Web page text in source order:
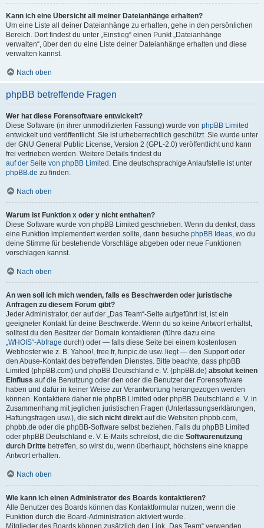
Kann ich eine Übersicht all meiner Dateianhänge erhalten?
Um eine Liste all deiner Dateianhänge zu erhalten, gehe in den persönlichen
Bereich. Dort findest du unter „Einstieg“ einen Punkt „Dateianhänge
verwalten“, über den du eine Liste deiner Dateianhänge erhalten und diese
verwalten kannst.
Nach oben
phpBB betreffende Fragen
Wer hat diese Forensoftware entwickelt?
Diese Software (in ihrer unmodifizierten Fassung) wurde von phpBB Limited
entwickelt und veröffentlicht. Sie ist urheberrechtlich geschützt. Sie wurde unter
der GNU General Public License, Version 2 (GPL-2.0) veröffentlicht und kann
frei vertrieben werden. Weitere Details findest du
auf der Seite von phpBB Limited . Eine deutschsprachige Anlaufstelle ist unter
phpBB.de zu finden.
Nach oben
Warum ist Funktion x oder y nicht enthalten?
Diese Software wurde von phpBB Limited geschrieben. Wenn du denkst, dass
eine Funktion implementiert werden sollte, dann besuche phpBB Ideas, wo du
deine Stimme für bestehende Vorschläge abgeben oder neue Funktionen
vorschlagen kannst.
Nach oben
An wen soll ich mich wenden, falls es Beschwerden oder juristische
Anfragen zu diesem Forum gibt?
Jeder Administrator, der auf der „Das Team“-Seite aufgeführt ist, ist ein
geeigneter Kontakt für deine Beschwerde. Wenn du so keine Antwort erhältst,
solltest du den Besitzer der Domain kontaktieren (führe dazu eine
„WHOIS“-Abfrage durch) oder — falls diese Seite bei einem kostenlosen
Webhoster wie z. B. Yahoo!, free.fr, funpic.de usw. liegt — den Support oder
den Abuse-Kontakt des betreffenden Dienstes. Bitte beachte, dass phpBB
Limited (phpBB.com) und phpBB Deutschland e. V. (phpBB.de) absolut keinen
Einfluss auf die Benutzung oder den oder die Benutzer der Forensoftware
haben und dafür in keiner Weise zur Verantwortung herangezogen werden
können. Kontaktiere daher nie phpBB Limited oder phpBB Deutschland e. V. in
Zusammenhang mit jeglichen juristischen Fragen (Unterlassungserklärungen,
Haftungsfragen usw.), die sich nicht direkt auf die Websiten phpbb.com,
phpbb.de oder die phpBB-Software selbst beziehen. Falls du phpBB Limited
oder phpBB Deutschland e. V. E-Mails schreibst, die die Softwarenutzung
durch Dritte betreffen, so wirst du, wenn überhaupt, höchstens eine knappe
Antwort erhalten.
Nach oben
Wie kann ich einen Administrator des Boards kontaktieren?
Alle Benutzer des Boards können das Kontaktformular nutzen, wenn die
Funktion durch die Board-Administration aktiviert wurde.
Mitglieder des Boards können zusätzlich den Link „Das Team“ verwenden.